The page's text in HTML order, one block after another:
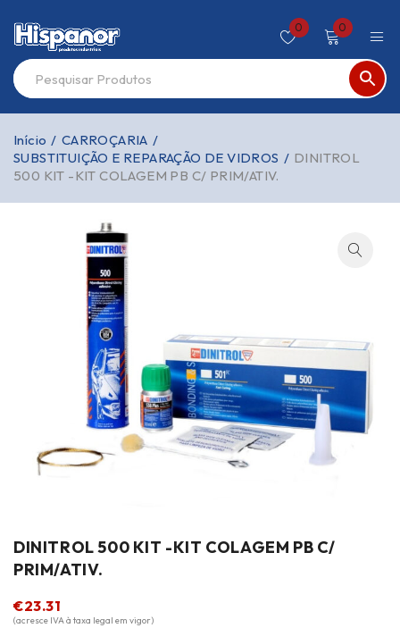
0 0
Início / CARROÇARIA /
SUBSTITUIÇÃO E REPARAÇÃO DE VIDROS / DINITROL
500 KIT -KIT COLAGEM PB C/ PRIM/ATIV.
DINITROL 500 KIT -KIT COLAGEM PB C/
PRIM/ATIV.
€23.31
(acresce IVA à taxa legal em vigor)